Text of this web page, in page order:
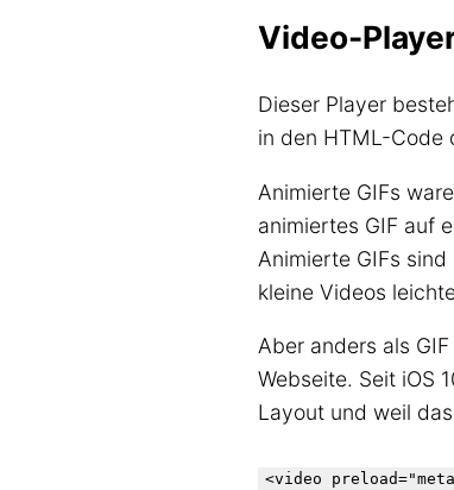
Video-
Dieser Player
in den HTML-Code
Animierte GIFs
animiertes GIF auf
Animierte GIFs
kleine Videos
Aber anders als
Webseite. Seit iOS
Layout und weil
<video